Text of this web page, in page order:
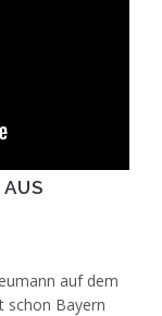
auf dem
schon Bayern